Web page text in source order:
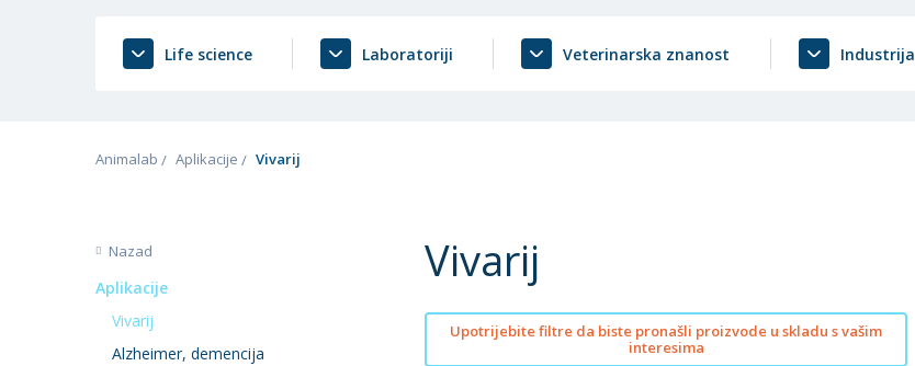
Life science Laboratoriji Veterinarska znanost Industrija
Animalab Aplikacije Vivarij
Nazad
Aplikacije
Vivarij
Alzheimer, demencija
Vivarij
Upotrijebite filtre da biste pronašli proizvode u skladu s vašim
interesima